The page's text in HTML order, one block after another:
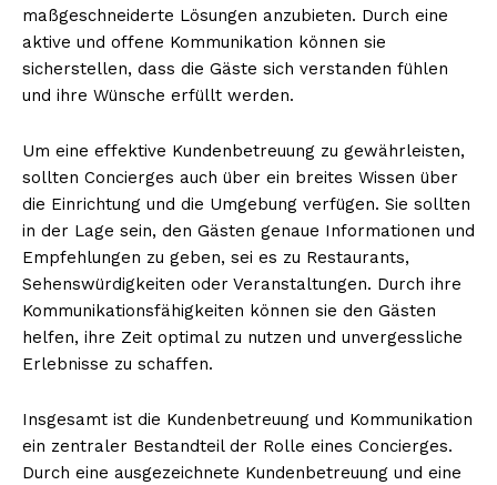
maßgeschneiderte Lösungen anzubieten. Durch eine
aktive und offene Kommunikation können sie
sicherstellen, dass die Gäste sich verstanden fühlen
und ihre Wünsche erfüllt werden.
Um eine effektive Kundenbetreuung zu gewährleisten,
sollten Concierges auch über ein breites Wissen über
die Einrichtung und die Umgebung verfügen. Sie sollten
in der Lage sein, den Gästen genaue Informationen und
Empfehlungen zu geben, sei es zu Restaurants,
Sehenswürdigkeiten oder Veranstaltungen. Durch ihre
Kommunikationsfähigkeiten können sie den Gästen
helfen, ihre Zeit optimal zu nutzen und unvergessliche
Erlebnisse zu schaffen.
Insgesamt ist die Kundenbetreuung und Kommunikation
ein zentraler Bestandteil der Rolle eines Concierges.
Durch eine ausgezeichnete Kundenbetreuung und eine